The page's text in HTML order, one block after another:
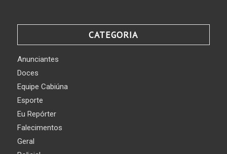
CATEGORIA
Anunciantes
Doces
Equipe Cabiúna
Esporte
Eu Repórter
Falecimentos
Geral